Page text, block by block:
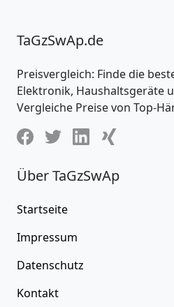
TaGzSwAp.de
Preisvergleich: Finde die
Elektronik, Haushaltsgeräte
Vergleiche Preise von Top-
Über TaGzSwAp
Startseite
Impressum
Datenschutz
Kontakt